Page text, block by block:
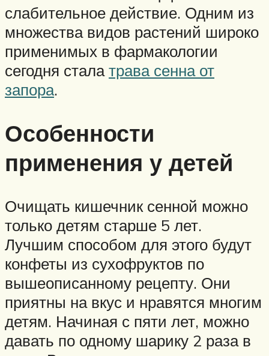
слабительное действие. Одним из
множества видов растений широко
применимых в фармакологии
сегодня сталатрава сенна от
запора.
Особенности
применения у детей
Очищать кишечник сенной можно
только детям старше 5 лет.
Лучшим способом для этого будут
конфеты из сухофруктов по
вышеописанному рецепту. Они
приятны на вкус и нравятся многим
детям. Начиная с пяти лет, можно
давать по одному шарику 2 раза в